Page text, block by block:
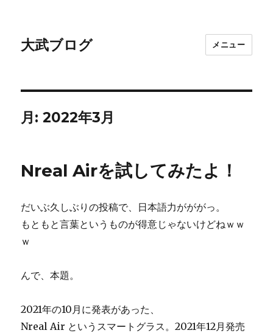
大武ブログ メニュー
月:2022年3月
Nreal Airを試してみたよ！
だいぶ久しぶりの投稿で、日本語力がががっ。
もともと言葉というものが得意じゃないけどねｗｗ
ｗ
んで、本題。
2021年の10月に発表があった、
Nreal Air というスマートグラス。2021年12月発売